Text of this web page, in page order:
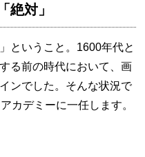
絶対」
ということ。1600年代と
る前の時代において、画
ンでした。そんな状況で
カデミーに一任します。